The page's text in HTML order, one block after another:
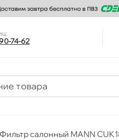
74-62
Фильтр салонный MANN